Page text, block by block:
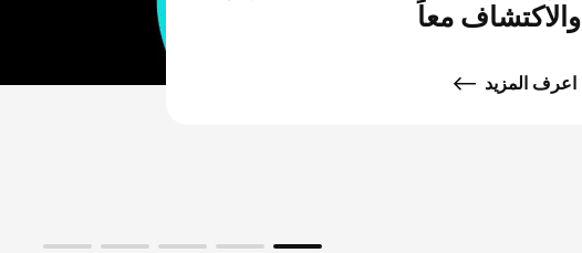
والاكتشاف معاً
اعرف المزيد